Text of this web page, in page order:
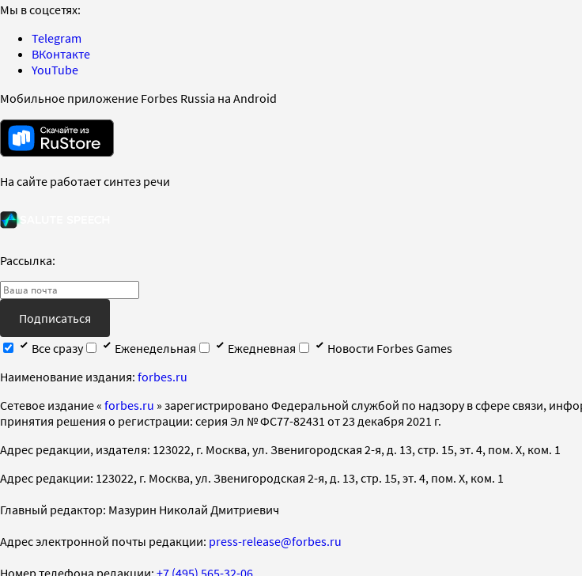
Мы в соцсетях:
Telegram
ВКонтакте
YouTube
Мобильное приложение Forbes Russia на Android
На сайте работает синтез речи
Рассылка:
Подписаться
Все сразу
Еженедельная Ежедневная
Новости Forbes Games
Наименование издания: forbes.ru
Cетевое издание « forbes.ru » зарегистрировано Федеральной службой по надзору в сфере связи,
принятия решения о регистрации: серия Эл № ФС77-82431 от 23 декабря 2021 г.
Адрес редакции, издателя: 123022, г. Москва, ул. Звенигородская 2-я, д. 13, стр. 15, эт. 4, пом. X, ком. 1
Адрес редакции: 123022, г. Москва, ул. Звенигородская 2-я, д. 13, стр. 15, эт. 4, пом. X, ком. 1
Главный редактор: Мазурин Николай Дмитриевич
Адрес электронной почты редакции: press-release@forbes.ru
Номер телефона редакции: +7 (495) 565-32-06